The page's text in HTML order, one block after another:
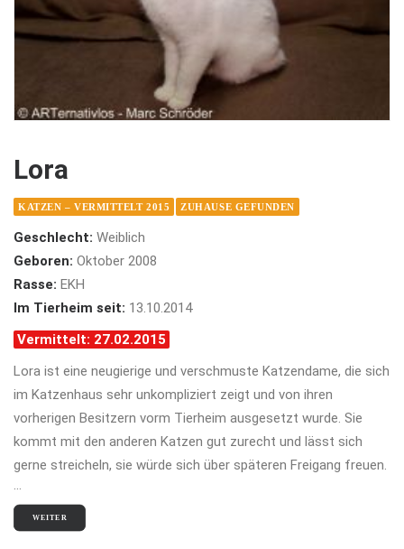
Lora
KATZEN – VERMITTELT 2015 ZUHAUSE GEFUNDEN
Geschlecht: Weiblich
Geboren: Oktober 2008
Rasse: EKH
Im Tierheim seit: 13.10.2014
Vermittelt: 27.02.2015
Lora ist eine neugierige und verschmuste Katzendame, die sich
im Katzenhaus sehr unkompliziert zeigt und von ihren
vorherigen Besitzern vorm Tierheim ausgesetzt wurde. Sie
kommt mit den anderen Katzen gut zurecht und lässt sich
gerne streicheln, sie würde sich über späteren Freigang freuen.
WEITER